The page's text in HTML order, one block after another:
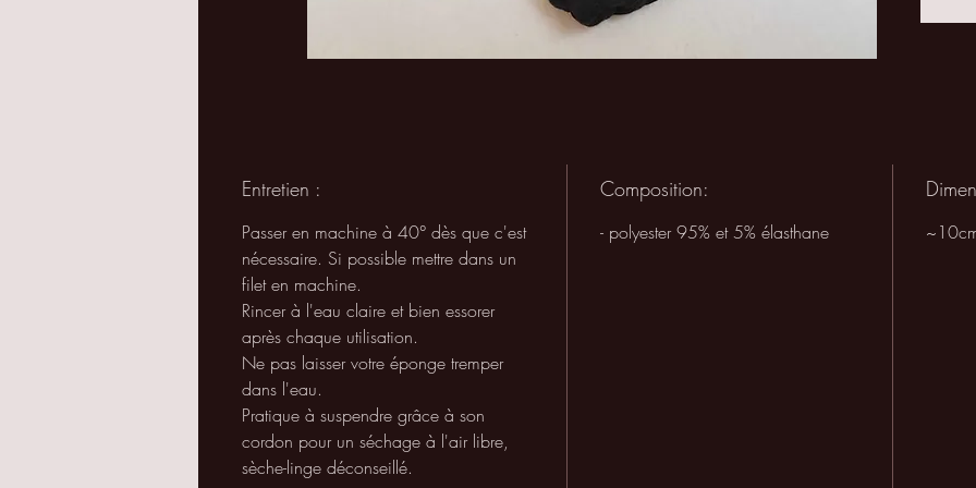
Entretien :
Passer en machine à 40° dès que c'est
nécessaire. Si possible mettre dans un
filet en machine.
Rincer à l'eau claire et bien essorer
après chaque utilisation.
Ne pas laisser votre éponge tremper
dans l'eau.
Pratique à suspendre grâce à son
cordon pour un séchage à l'air libre,
sèche-linge déconseillé.
Composition:
- polyester 95% et 5% élasthane